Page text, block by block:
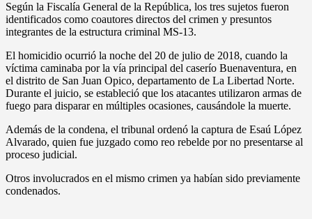
Según la Fiscalía General de la República, los tres sujetos fueron
identificados como coautores directos del crimen y presuntos
integrantes de la estructura criminal MS-13.
El homicidio ocurrió la noche del 20 de julio de 2018, cuando la
víctima caminaba por la vía principal del caserío Buenaventura, en
el distrito de San Juan Opico, departamento de La Libertad Norte.
Durante el juicio, se estableció que los atacantes utilizaron armas de
fuego para disparar en múltiples ocasiones, causándole la muerte.
Además de la condena, el tribunal ordenó la captura de Esaú López
Alvarado, quien fue juzgado como reo rebelde por no presentarse al
proceso judicial.
Otros involucrados en el mismo crimen ya habían sido previamente
condenados.